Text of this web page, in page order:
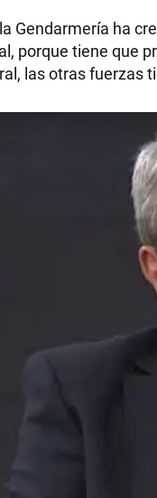
Gendarmería ha
porque tiene que
las otras fuerzas